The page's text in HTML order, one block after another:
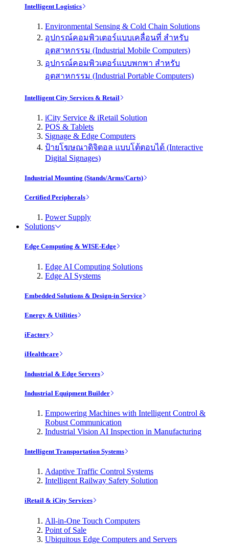
Intelligent Logistics
Environmental Sensing & Cold Chain Solutions
อุปกรณ์คอมพิวเตอร์แบบเคลื่อนที่ สำหรับ
อุตสาหกรรม (Industrial Mobile Computers)
อุปกรณ์คอมพิวเตอร์แบบพกพา สำหรับ
อุตสาหกรรม (Industrial Portable Computers)
Intelligent City Services & Retail
iCity Service & iRetail Solution
POS & Tablets
Signage & Edge Computers
ป้ายโฆษณาดิจิตอล แบบโต้ตอบได้ (Interactive
Digital Signages)
Industrial Mounting (Stands/Arms/Carts)
Certified Peripherals
Power Supply
Solutions
Edge Computing & WISE-Edge
Edge AI Computing Solutions
Edge AI Systems
Embedded Solutions & Design-in Service
Energy & Utilities
iFactory
iHealthcare
Industrial & Edge Servers
Industrial Equipment Builder
Empowering Machines with Intelligent Control &
Robust Communication
Industrial Vision AI Inspection in Manufacturing
Intelligent Transportation Systems
Adaptive Traffic Control Systems
Intelligent Railway Safety Solution
iRetail & iCity Services
All-in-One Touch Computers
Point of Sale
Ubiquitous Edge Computers and Servers